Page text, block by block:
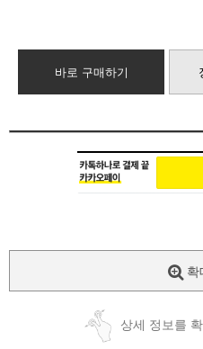
바로 구매하기
확
상세 정보를